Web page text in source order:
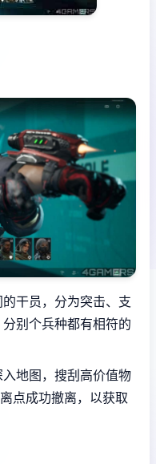
干员，分为突击、支
别个兵种都有相符的
地图，搜刮高价值物
点成功撤离，以获取